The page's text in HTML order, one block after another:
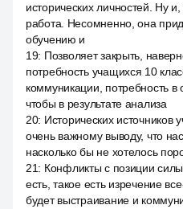
исторических личностей. Ну
работа. Несомненно, она
обучению и
19: Позволяет закрыть,
потребность учащихся 10
коммуникации, потребность
чтобы в результате анализа
20: Исторических источников
очень важному выводу, что
насколько бы не хотелось
21: Конфликты с позиции
есть, такое есть изречение
будет выстраивание и